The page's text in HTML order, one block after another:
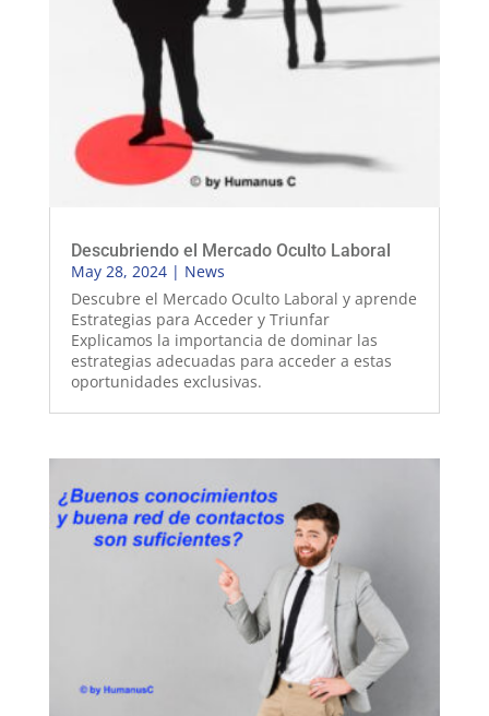
Descubriendo el Mercado Oculto Laboral
May 28, 2024| News
Descubre el Mercado Oculto Laboral y aprende
Estrategias para Acceder y Triunfar
Explicamos la importancia de dominar las
estrategias adecuadas para acceder a estas
oportunidades exclusivas.